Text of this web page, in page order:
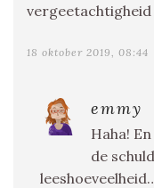
vergeetachtigheid
18 oktober 2019, 08:44
emmy
Haha!
de